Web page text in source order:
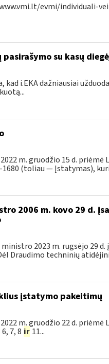
evmi/individuali-
su kasų
kad i.EKA dažniausiai
m. gruodžio 15 d.
1680 (toliau — Įstatymas),
2006 m. kovo 29 d.
2023 m. rugsėjo 29 d.
Draudimo techninių
įstatymo pakeitimų
m. gruodžio 22 d. priėmė
7, 8 ir 11...